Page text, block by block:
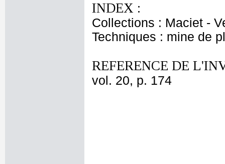
INDEX :
Collections : Maciet -
Techniques : mine de
REFERENCE DE
vol. 20, p. 174